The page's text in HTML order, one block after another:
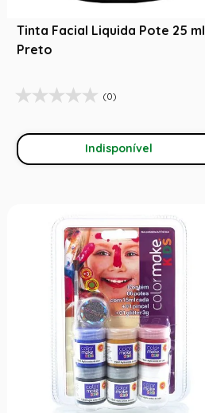
Tinta Facial Liquida Pote 25 ml
Preto
(0)
Indisponível